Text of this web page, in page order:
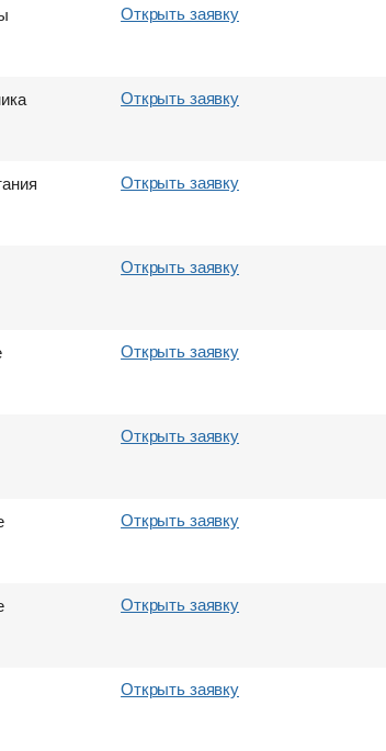
Открыть заявку
Открыть заявку
Открыть заявку
Открыть заявку
Открыть заявку
Открыть заявку
Открыть заявку
Открыть заявку
Открыть заявку